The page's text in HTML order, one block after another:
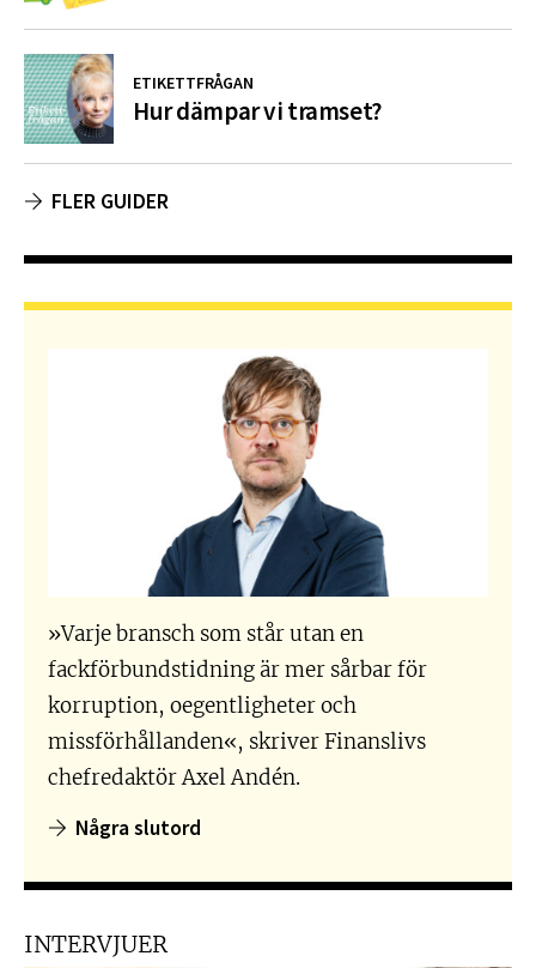
ETIKETTFRÅGAN
Hur dämpar vi tramset?
FLER GUIDER
»Varje bransch som står utan en
fackförbundstidning är mer sårbar för
korruption, oegentligheter och
missförhållanden«, skriver Finanslivs
chefredaktör Axel Andén.
Några slutord
INTERVJUER